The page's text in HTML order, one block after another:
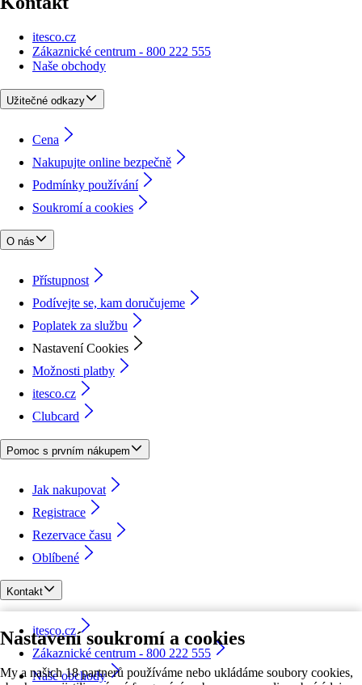
Nastavení soukromí a cookies
My a našich 18 partnerů používáme nebo ukládáme soubory cookies,
itesco.cz
Zákaznické centrum - 800 222 555
Naše obchody
Užitečné odkazy
Cena
Nakupujte online bezpečně
Podmínky používání
Soukromí a cookies
O nás
Přístupnost
Podívejte se, kam doručujeme
Poplatek za službu
Nastavení Cookies
Možnosti platby
itesco.cz
Clubcard
Pomoc s prvním nákupem
Jak nakupovat
Registrace
Rezervace času
Oblíbené
Kontakt
itesco.cz
Zákaznické centrum - 800 222 555
Naše obchody